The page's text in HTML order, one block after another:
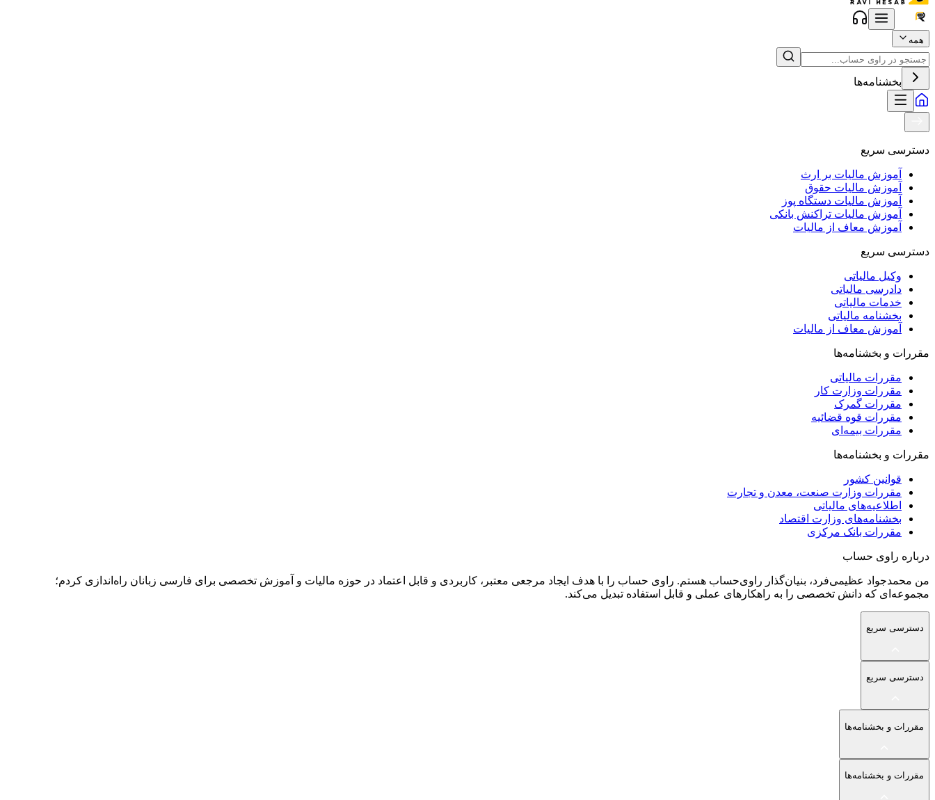
همه
بخشنامه‌ها
دسترسی سریع
آموزش مالیات بر ارث
آموزش مالیات حقوق
آموزش مالیات دستگاه پوز
آموزش مالیات تراکنش بانکی
آموزش معاف از مالیات
دسترسی سریع
وکیل مالیاتی
دادرسی مالیاتی
خدمات مالیاتی
بخشنامه مالیاتی
آموزش معاف از مالیات
مقررات و بخشنامه‌ها
مقررات مالیاتی
مقررات وزارت کار
مقررات گمرک
مقررات قوه قضائیه
مقررات بیمه‌ای
مقررات و بخشنامه‌ها
قوانین کشور
مقررات وزارت صنعت، معدن و تجارت
اطلاعیه‌های مالیاتی
بخشنامه‌های وزارت اقتصاد
مقررات بانک مرکزی
درباره راوی حساب
من محمدجواد عظیمی‌فرد، بنیان‌گذار راوی‌حساب هستم. راوی‌ حساب را با هدف ایجاد مرجعی معتبر، کاربردی و قابل اعتماد در حوزه مالیات و آموزش تخصصی برای فارسی زبانان راه‌اندازی کردم؛
مجموعه‌ای که دانش تخصصی را به راهکارهای عملی و قابل استفاده تبدیل می‌کند.
دسترسی سریع
دسترسی سریع
مقررات و بخشنامه‌ها
مقررات و بخشنامه‌ها